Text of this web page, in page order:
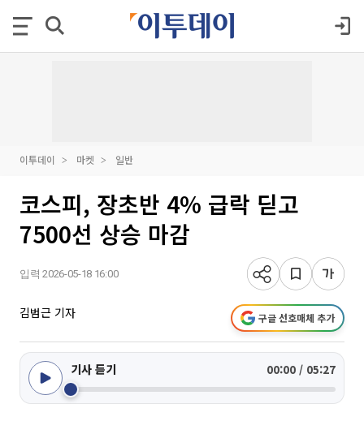
이투데이 마켓 일반
코스피, 장초반 4% 급락 딛고
7500선 상승 마감
입력 2026-05-18 16:00
김범근 기자 구글 선호매체 추가
기사 듣기 00:00 / 05:27